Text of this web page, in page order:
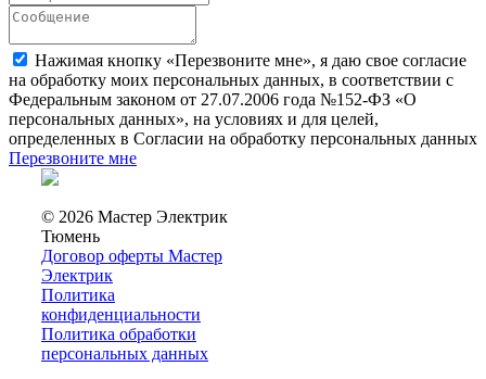
Нажимая кнопку «Перезвоните мне», я даю свое согласие
на обработку моих персональных данных, в соответствии с
Федеральным законом от 27.07.2006 года №152-ФЗ «О
персональных данных», на условиях и для целей,
определенных в Согласии на обработку персональных данных
Перезвоните мне
© 2026 Мастер Электрик
Тюмень
Договор оферты Мастер
Электрик
Политика
конфиденциальности
Политика обработки
персональных данных